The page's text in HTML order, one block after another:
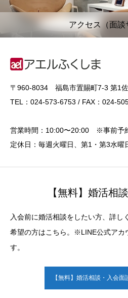
アクセス（面談
〒960-8034 福島市置賜町7-3 第1
TEL：024-573-6753 / FAX：024-
営業時間：10:00〜20:00 ※事前予
定休日：毎週火曜日、第1・第3水曜
【無料】婚活相
入会前に婚活相談をしたい方、詳し
希望の方はこちら。※LINE公式アカ
す。
【無料】婚活相談・入会面